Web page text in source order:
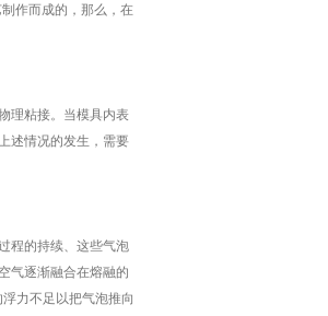
作而成的，那么，在
理粘接。当模具内表
述情况的发生，需要
程的持续、这些气泡
气逐渐融合在熔融的
力不足以把气泡推向